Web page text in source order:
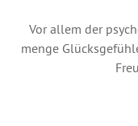
Vor allem der
menge